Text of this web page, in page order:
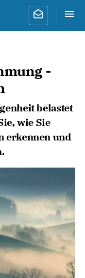
-
belastet
wie Sie
erkennen und